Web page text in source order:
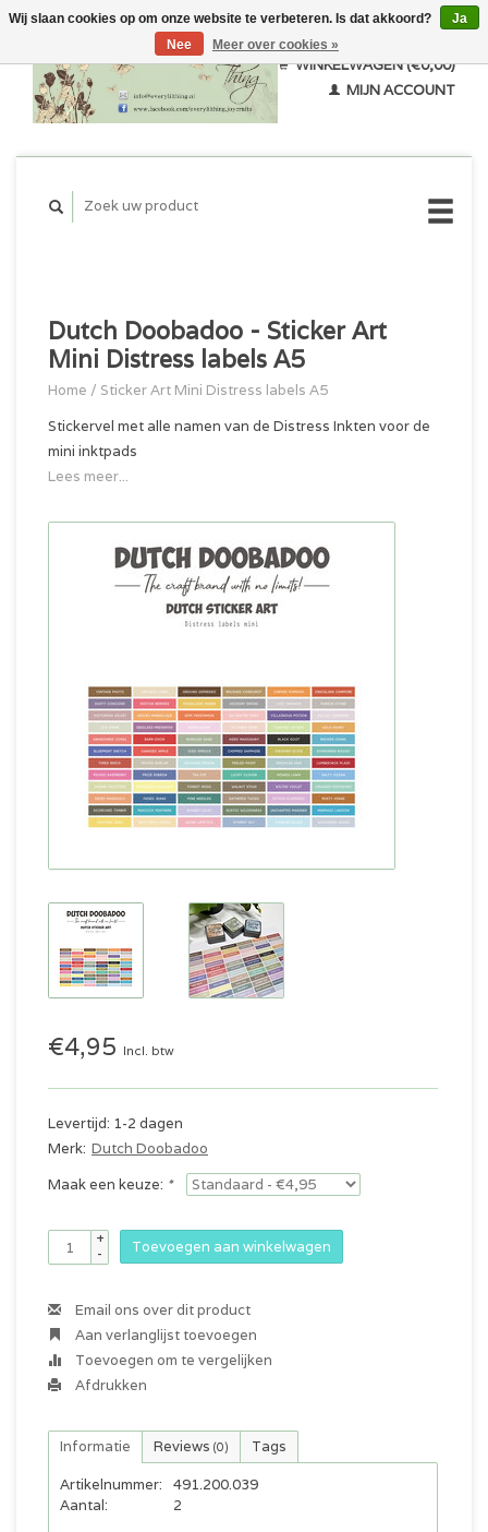
WINKELWAGEN (€0,00)
MIJN ACCOUNT
Dutch Doobadoo - Sticker Art
Mini Distress labels A5
Home / Sticker Art Mini Distress labels A5
Stickervel met alle namen van de Distress Inkten voor de
mini inktpads
Lees meer...
€4,95 Incl. btw
Levertijd: 1-2 dagen
Merk: Dutch Doobadoo
Maak een keuze: *
+
-
Toevoegen aan winkelwagen
Email ons over dit product
Aan verlanglijst toevoegen
Toevoegen om te vergelijken
Afdrukken
Informatie Reviews (0) Tags
Artikelnummer:
491.200.039
Aantal:
2
Wij slaan cookies op om onze website te verbeteren. Is dat akkoord?
Ja
Nee
Meer over cookies »